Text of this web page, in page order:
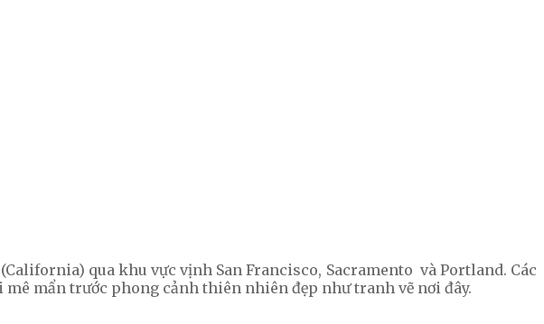
qua khu vực vịnh San Francisco, Sacramento và Portland. Các
mẩn trước phong cảnh thiên nhiên đẹp như tranh vẽ nơi đây.